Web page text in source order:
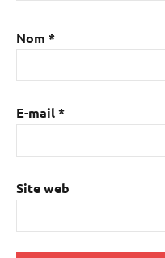
Nom *
E-mail*
Site web